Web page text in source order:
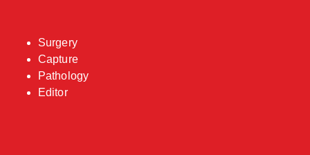
Surgery
Capture
Pathology
Editor